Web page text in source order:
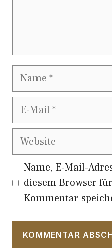
Name
E-
Website
Name, E-Mail-
diesem Browser
Kommentar